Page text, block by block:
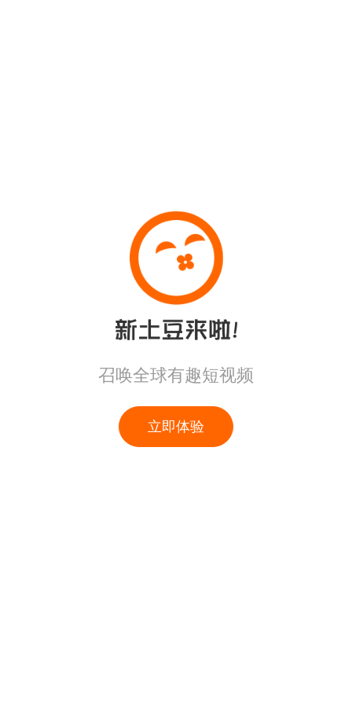
召唤全球有趣短视频
立即体验